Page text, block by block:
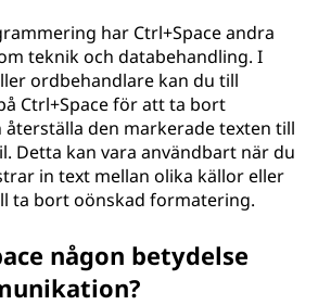
har Ctrl+Space andra
teknik och databehandling. I
ordbehandlare kan du till
Ctrl+Space för att ta bort
den markerade texten till
Detta kan vara användbart när du
in text mellan olika källor eller
ta bort oönskad formatering.
någon betydelse